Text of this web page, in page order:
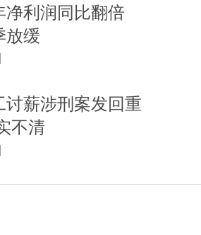
净利润同比翻倍
放缓
讨薪涉刑案发回重
不清